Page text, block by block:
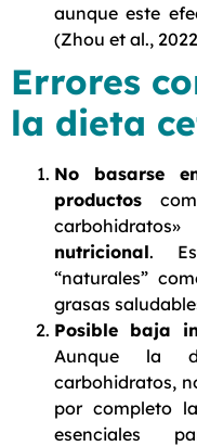
aunque este
(Zhou et al.,
Errores
la dieta
No basarse
productos
carbohidratos»
nutricional. Es
“naturales”
grasas
Posible baja
Aunque la
carbohidratos,
por completo
esenciales